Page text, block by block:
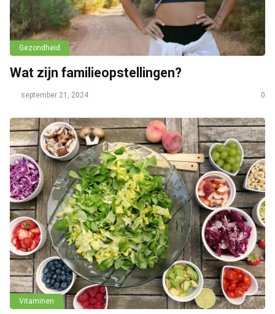
Gezondheid
Wat zijn familieopstellingen?
september 21, 2024 0
Vitaminen